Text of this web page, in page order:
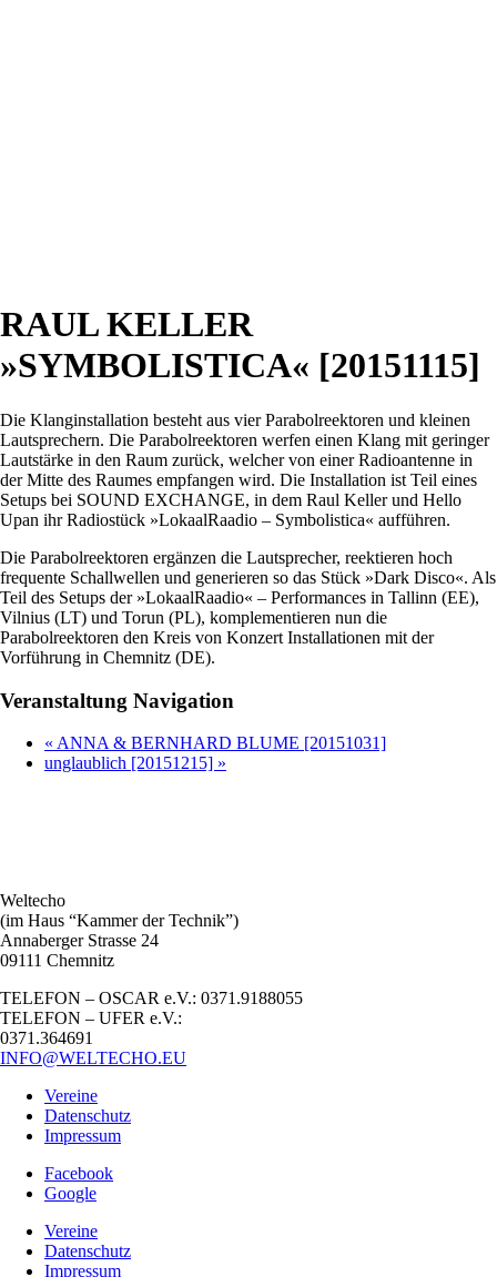
RAUL KELLER
»SYMBOLISTICA« [20151115]
Die Klanginstallation besteht aus vier Parabolreektoren und kleinen
Lautsprechern. Die Parabolreektoren werfen einen Klang mit geringer
Lautstärke in den Raum zurück, welcher von einer Radioantenne in
der Mitte des Raumes empfangen wird. Die Installation ist Teil eines
Setups bei SOUND EXCHANGE, in dem Raul Keller und Hello
Upan ihr Radiostück »LokaalRaadio – Symbolistica« aufführen.
Die Parabolreektoren ergänzen die Lautsprecher, reektieren hoch
frequente Schallwellen und generieren so das Stück »Dark Disco«. Als
Teil des Setups der »LokaalRaadio« – Performances in Tallinn (EE),
Vilnius (LT) und Torun (PL), komplementieren nun die
Parabolreektoren den Kreis von Konzert Installationen mit der
Vorführung in Chemnitz (DE).
Veranstaltung Navigation
« ANNA & BERNHARD BLUME [20151031]
unglaublich [20151215] »
Weltecho
(im Haus “Kammer der Technik”)
Annaberger Strasse 24
09111 Chemnitz
TELEFON – OSCAR e.V.: 0371.9188055
TELEFON – UFER e.V.:
0371.364691
INFO@WELTECHO.EU
Vereine
Datenschutz
Impressum
Facebook
Google
Vereine
Datenschutz
Impressum